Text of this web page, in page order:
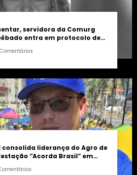
servidora da Comurg
entra em protocolo de
liderança do Agro de
“Acorda Brasil” em